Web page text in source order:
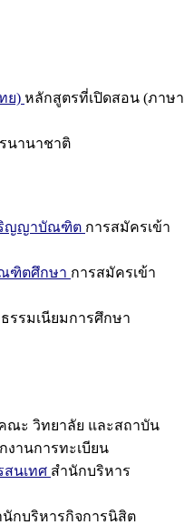
ย) หลักสูตรที่เปิดสอน (ภาษา
นานาชาติ
ริญญาบัณฑิต การสมัครเข้า
ฑิตศึกษา การสมัครเข้า
รรมเนียมการศึกษา
ณะ วิทยาลัย และสถาบัน
งานการทะเบียน
สนเทศ สำนักบริหาร
นักบริหารกิจการนิสิต